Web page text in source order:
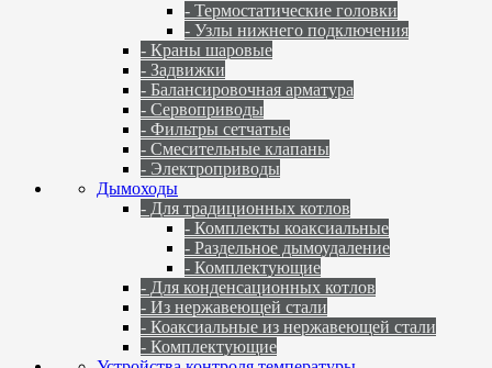
- Термостатические головки
- Узлы нижнего подключения
- Краны шаровые
- Задвижки
- Балансировочная арматура
- Сервоприводы
- Фильтры сетчатые
- Смесительные клапаны
- Электроприводы
Дымоходы
- Для традиционных котлов
- Комплекты коаксиальные
- Раздельное дымоудаление
- Комплектующие
- Для конденсационных котлов
- Из нержавеющей стали
- Коаксиальные из нержавеющей стали
- Комплектующие